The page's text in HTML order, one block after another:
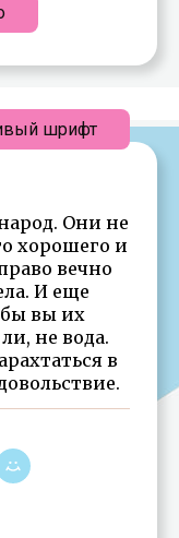
Они не
хорошего и
вечно
И еще
вы их
не вода.
в
шрифт